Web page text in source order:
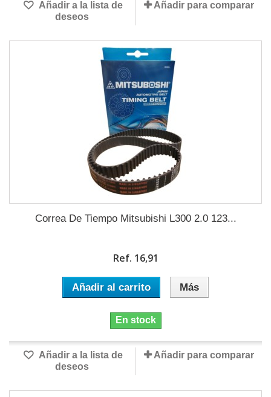
Añadir a la lista de
deseos
Añadir para comparar
Correa De Tiempo Mitsubishi L300 2.0 123...
Ref. 16,91
Añadir al carrito Más
En stock
Añadir a la lista de
deseos
Añadir para comparar